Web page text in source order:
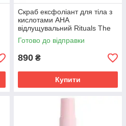
Скраб ексфоліант для тіла з
кислотами АНА
відлущувальний Rituals The
Ritual Of Namaste Natural 220
г Ритуал
Готово до відправки
890 ₴
Купити